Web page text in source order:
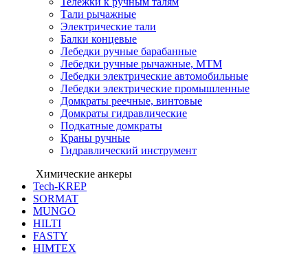
Тали рычажные
Электрические тали
Балки концевые
Лебедки ручные барабанные
Лебедки ручные рычажные, МТМ
Лебедки электрические автомобильные
Лебедки электрические промышленные
Домкраты реечные, винтовые
Домкраты гидравлические
Подкатные домкраты
Краны ручные
Гидравлический инструмент
Химические анкеры
Tech-KREP
SORMAT
MUNGO
HILTI
FASTY
HIMTEX